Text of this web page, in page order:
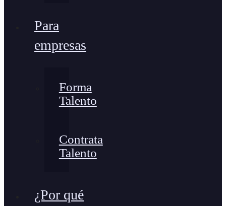
Para
empresas
Forma
Talento
Contrata
Talento
¿Por qué